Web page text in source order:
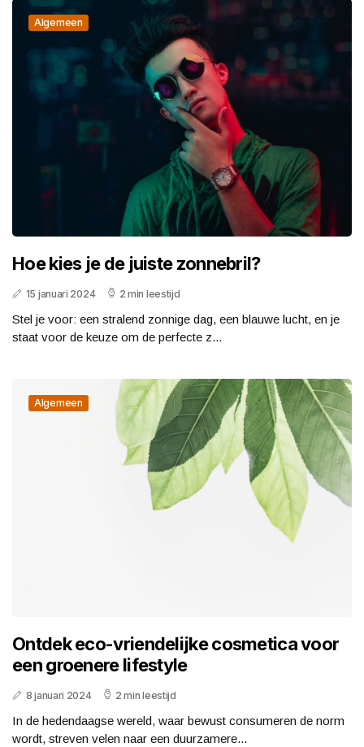
Algemeen
Hoe kies je de juiste zonnebril?
15 januari 2024 2 min leestijd
Stel je voor: een stralend zonnige dag, een blauwe lucht, en je
staat voor de keuze om de perfecte z...
Algemeen
Ontdek eco-vriendelijke cosmetica voor
een groenere lifestyle
8 januari 2024 2 min leestijd
In de hedendaagse wereld, waar bewust consumeren de norm
wordt, streven velen naar een duurzamere...